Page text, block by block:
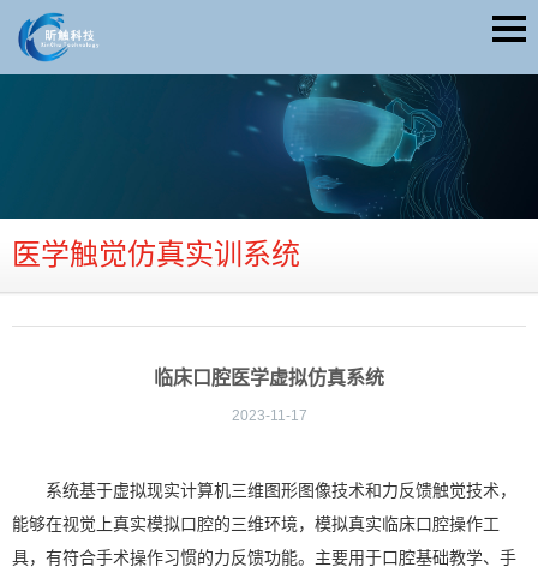
医学触觉仿真实训系统
临床口腔医学虚拟仿真系统
2023-11-17
系统基于虚拟现实计算机三维图形图像技术和力反馈触觉技术，
能够在视觉上真实模拟口腔的三维环境，模拟真实临床口腔操作工
具，有符合手术操作习惯的力反馈功能。主要用于口腔基础教学、手